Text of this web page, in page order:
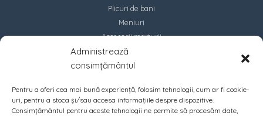
Administrează
consimțământul
Pentru a oferi cea mai bună experiență, folosim tehnologii, cum ar fi cookie-
uri, pentru a stoca și/sau accesa informațiile despre dispozitive.
Consimțământul pentru aceste tehnologii ne permite să procesăm date,
Plicuri de bani
Meniuri
Accesorii marturii
Contact